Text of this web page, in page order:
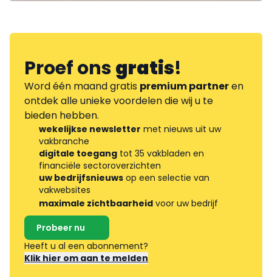
Proef onsgratis!
Word één maand gratis premium partneren
ontdek alle unieke voordelen die wij u te
bieden hebben.
wekelijkse newsletter met nieuws uit uw
vakbranche
digitale toegang tot 35 vakbladen en
financiële sectoroverzichten
uw bedrijfsnieuws op een selectie van
vakwebsites
maximale zichtbaarheid voor uw bedrijf
Probeer nu
Heeft u al een abonnement?
Klik hier om aan te melden